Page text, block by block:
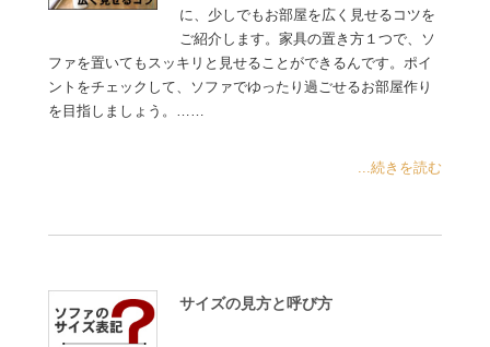
に、少しでもお部屋を広く見せるコツを
ご紹介します。家具の置き方１つで、ソ
ファを置いてもスッキリと見せることができるんです。ポイ
ントをチェックして、ソファでゆったり過ごせるお部屋作り
を目指しましょう。……
...続きを読む
サイズの見方と呼び方